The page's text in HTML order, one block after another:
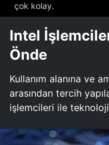
çok kolay.
Intel
Önde
Kullanım alanına ve
arasından tercih
işlemcileri ile